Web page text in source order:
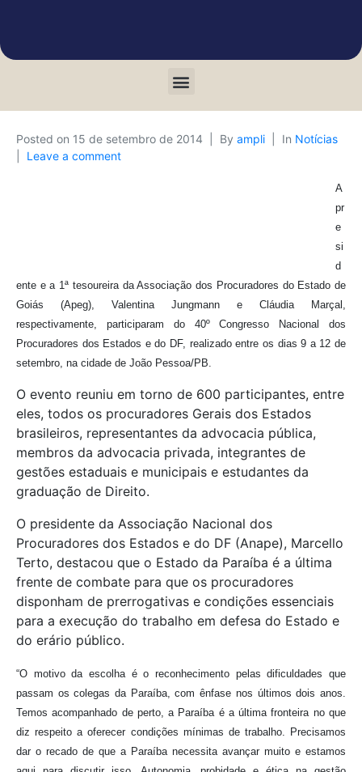
Posted on 15 de setembro de 2014 By ampli In Notícias
Leave a comment
A
pr
e
si
d
ente e a 1ª tesoureira da Associação dos Procuradores do Estado de
Goiás (Apeg), Valentina Jungmann e Cláudia Marçal,
respectivamente, participaram do 40º Congresso Nacional dos
Procuradores dos Estados e do DF, realizado entre os dias 9 a 12 de
setembro, na cidade de João Pessoa/PB.
O evento reuniu em torno de 600 participantes, entre
eles, todos os procuradores Gerais dos Estados
brasileiros, representantes da advocacia pública,
membros da advocacia privada, integrantes de
gestões estaduais e municipais e estudantes da
graduação de Direito.
O presidente da Associação Nacional dos
Procuradores dos Estados e do DF (Anape), Marcello
Terto, destacou que o Estado da Paraíba é a última
frente de combate para que os procuradores
disponham de prerrogativas e condições essenciais
para a execução do trabalho em defesa do Estado e
do erário público.
“O motivo da escolha é o reconhecimento pelas dificuldades que
passam os colegas da Paraíba, com ênfase nos últimos dois anos.
Temos acompanhado de perto, a Paraíba é a última fronteira no que
diz respeito a oferecer condições mínimas de trabalho. Precisamos
dar o recado de que a Paraíba necessita avançar muito e estamos